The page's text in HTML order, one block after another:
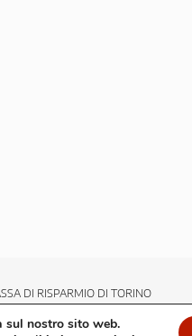
DI RISPARMIO DI TORINO
sul nostro sito web.